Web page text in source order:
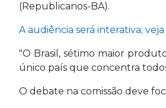
(Republicanos-BA).
A audiência será interativa;
"O Brasil, sétimo maior
único país que concentra
O debate na comissão deve